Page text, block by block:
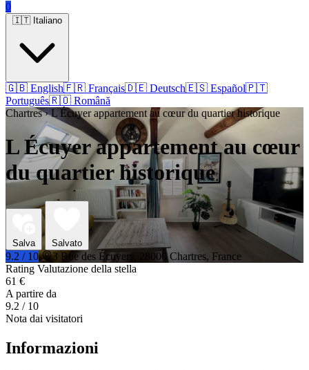
0
🇬🇧 English🇫🇷 Français🇩🇪 Deutsch🇪🇸 Español🇵🇹
Português🇷🇴 Română
Chartres › L Écuyer appartement au cœur du quartier historique
L Écuyer appartement au cœur
du quartier historique
Salva Salvato
9.2 / 10
3 Rue des Écuyers, 28000 Chartres, France
Rating Valutazione della stella
61 €
A partire da
9.2 / 10
Nota dai visitatori
Informazioni